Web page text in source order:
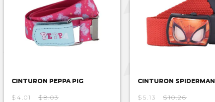
CINTURON PEPPA PIG
$4.01 $8.03
CINTURON SPIDERMAN
$5.13 $10.26